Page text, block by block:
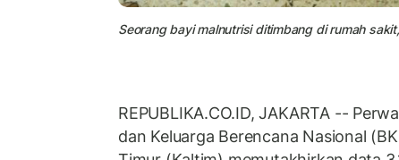
Seorang bayi malnutrisi ditimbang di rumah
REPUBLIKA.CO.ID, JAKARTA --
dan Keluarga Berencana Nasional